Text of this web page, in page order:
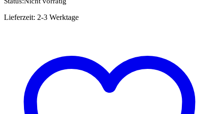
Lieferzeit: 2-3 Werktage